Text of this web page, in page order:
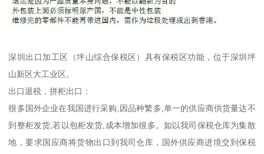
深圳出口加工区（坪山综合保税区）具有保税区功能，位于深圳坪
山新区大工业区。
出口退税，拼柜出口：
很多国外企业在我国进行采购,因品种繁多,单一的供应商供货量达不
到整柜发货,若以包柜发货,成本增加很多。如以我司保税仓库为集散
地，要求国应商将货物出口到我司仓库，国外供应商进境交到保税